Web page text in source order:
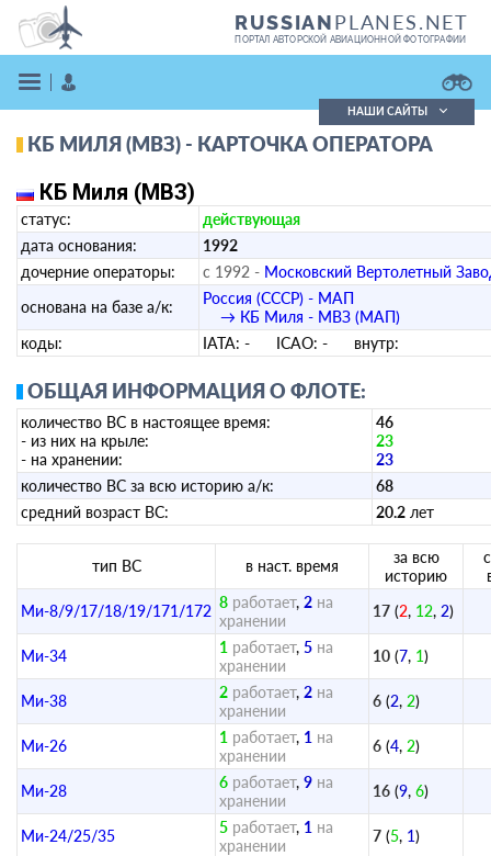
RUSSIANPLANES.NET
ПОРТАЛ АВТОРСКОЙ АВИАЦИОННОЙ ФОТОГРАФИИ
ВОЙТИ
ЗАРЕГИСТРИРОВАТЬСЯ
Поиск фотографий
Кратко
НАШИ САЙТЫ
КБ МИЛЯ (МВЗ) - КАРТОЧКА ОПЕРАТОРА
КБ Миля (МВЗ)
статус:
действующая
дата основания:
1992
дочерние операторы:
с 1992 - Московский Вертолетный
основана на базе а/к:
Россия (СССР) - МАП
→ КБ Миля - МВЗ (МАП)
коды:
IATA: - ICAO: - внутр:
ОБЩАЯ ИНФОРМАЦИЯ О ФЛОТЕ:
количество ВС в настоящее время:
- из них на крыле:
- на хранении:
46
23
23
количество ВС за всю историю а/к:
68
средний возраст ВС:
20.2 лет
тип ВС в наст. время
за всю
историю
Ми-8/9/17/18/19/171/172 8 работает, 2 на
хранении
17 (2, 12, 2)
Ми-34 1 работает, 5 на
хранении
10 (7, 1)
Ми-38 2 работает, 2 на
хранении
6 (2, 2)
Ми-26 1 работает, 1 на
хранении
6 (4, 2)
Ми-28 6 работает, 9 на
хранении
16 (9, 6)
Ми-24/25/35 5 работает, 1 на
хранении
7 (5, 1)